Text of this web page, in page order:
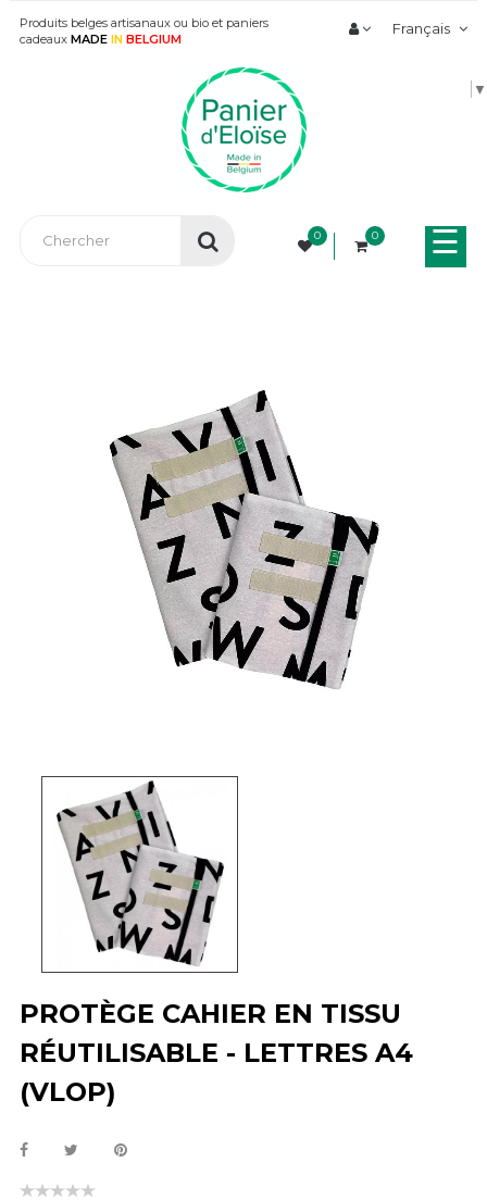
Produits belges artisanaux ou bio et paniers
cadeaux MADE IN BELGIUM
Français
▼
0 0
la
☰
PROTÈGE CAHIER EN TISSU
RÉUTILISABLE - LETTRES A4
(VLOP)